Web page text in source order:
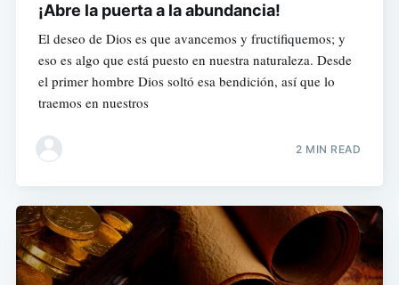
¡Abre la puerta a la abundancia!
El deseo de Dios es que avancemos y fructifiquemos; y
eso es algo que está puesto en nuestra naturaleza. Desde
el primer hombre Dios soltó esa bendición, así que lo
traemos en nuestros
2 MIN READ